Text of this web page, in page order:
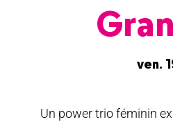
ven.
Un power trio féminin